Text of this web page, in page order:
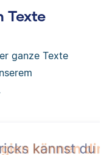
Texte
ganze Texte